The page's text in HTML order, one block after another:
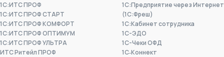
1С:ИТС ПРОФ
1С:ИТС ПРОФ СТАРТ
1С:ИТС ПРОФ КОМФОРТ
1С:ИТС ПРОФ ОПТИМУМ
1С:ИТС ПРОФ УЛЬТРА
ИТС Ритейл ПРОФ
1С:Предприятие через Интернет
(1С:Фреш)
1С:Кабинет сотрудника
1С-ЭДО
1С-Чеки ОФД
1С‑Коннект